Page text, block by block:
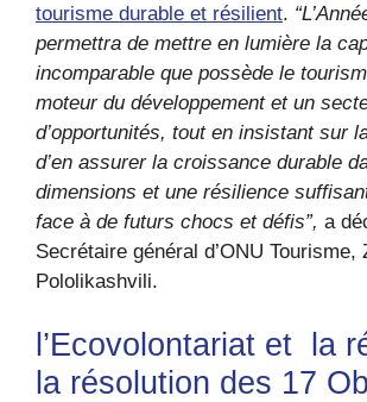
tourisme durable et résilient.
permettra de mettre en lumière la
incomparable que possède le
moteur du développement et un
d’opportunités, tout en insistant sur
d’en assurer la croissance durable
dimensions et une résilience
face à de futurs chocs et défis”, a
Secrétaire général d’ONU Tourisme,
Pololikashvili.
l’Ecovolontariat et la
la résolution des 17